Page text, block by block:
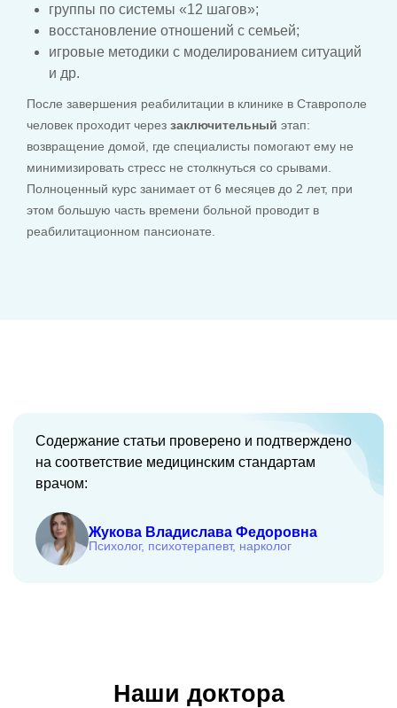
группы по системы «12 шагов»;
восстановление отношений с семьей;
игровые методики с моделированием ситуаций
и др.
После завершения реабилитации в клинике в Ставрополе
человек проходит через заключительный этап:
возвращение домой, где специалисты помогают ему не
минимизировать стресс не столкнуться со срывами.
Полноценный курс занимает от 6 месяцев до 2 лет, при
этом большую часть времени больной проводит в
реабилитационном пансионате.
Содержание статьи проверено и подтверждено
на соответствие медицинским стандартам
врачом:
Жукова Владислава Федоровна
Психолог, психотерапевт, нарколог
Наши доктора